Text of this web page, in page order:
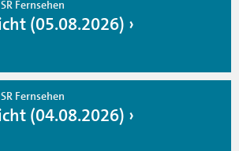
Fernsehen
(05.08.2026)
Fernsehen
(04.08.2026)